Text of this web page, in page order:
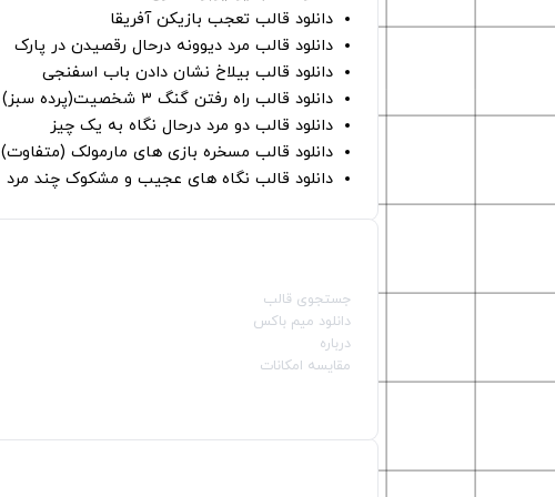
دانلود قالب تعجب بازیکن آفریقا
دانلود قالب مرد دیوونه درحال رقصیدن در پارک
دانلود قالب بیلاخ نشان دادن باب اسفنجی
دانلود قالب راه رفتن گنگ ۳ شخصیت(پرده سبز)
دانلود قالب دو مرد درحال نگاه به یک چیز
دانلود قالب مسخره بازی های مارمولک (متفاوت)
دانلود قالب نگاه های عجیب و مشکوک چند مرد
جستجوی قالب
دانلود میم باکس
درباره
مقایسه امکانات